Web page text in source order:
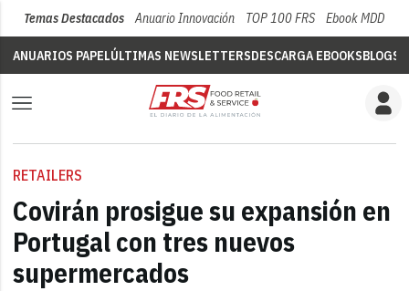
Temas Destacados Anuario Innovación TOP 100 FRS Ebook MDD
ANUARIOS PAPELÚLTIMAS NEWSLETTERSDESCARGA EBOOKSBLOGS
RETAILERS
Covirán prosigue su expansión en
Portugal con tres nuevos
supermercados